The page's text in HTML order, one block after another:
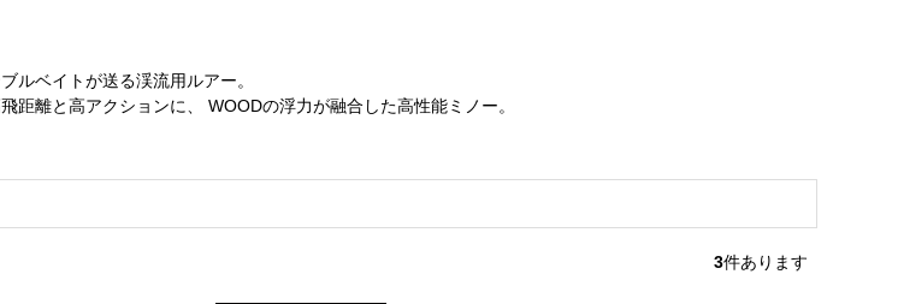
ルベイトが送る渓流用ルアー。
距離と高アクションに、 WOODの浮力が融合した高性能ミノー。
3件あります